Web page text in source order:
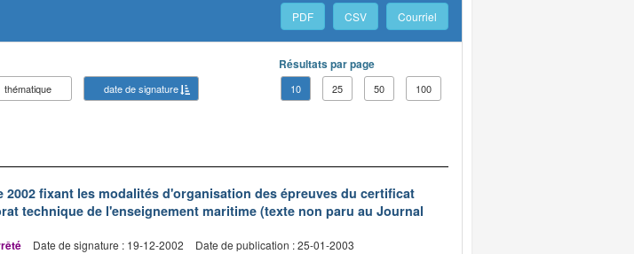
PDF CSV Courriel
thématique
date de signature
Résultats par page
10 25 50 100
2002 fixant les modalités d'organisation des épreuves du certificat
technique de l'enseignement maritime (texte non paru au Journal
Date de signature : 19-12-2002 Date de publication : 25-01-2003